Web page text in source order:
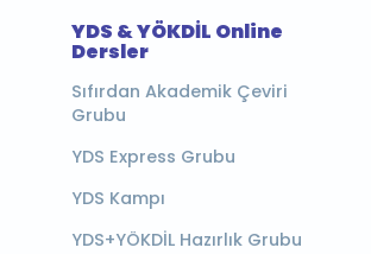
YDS & YÖKDİL Online
Dersler
Sıfırdan Akademik Çeviri
Grubu
YDS Express Grubu
YDS Kampı
YDS+YÖKDİL Hazırlık Grubu